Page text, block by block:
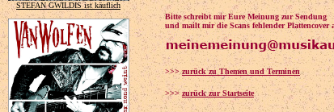
STEFAN GWILDIS ist käuflich
Bitte schreibt mir Eure Meinung zur Sendung
und mailt mir die Scans fehlender Plattencover
>>>zurück zu Themen und Terminen
>>> zurück zur Startseite